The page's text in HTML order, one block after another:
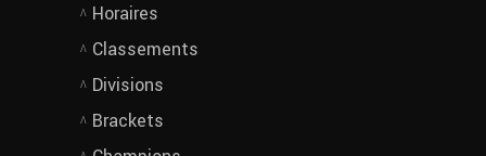
Horaires
Classements
Divisions
Brackets